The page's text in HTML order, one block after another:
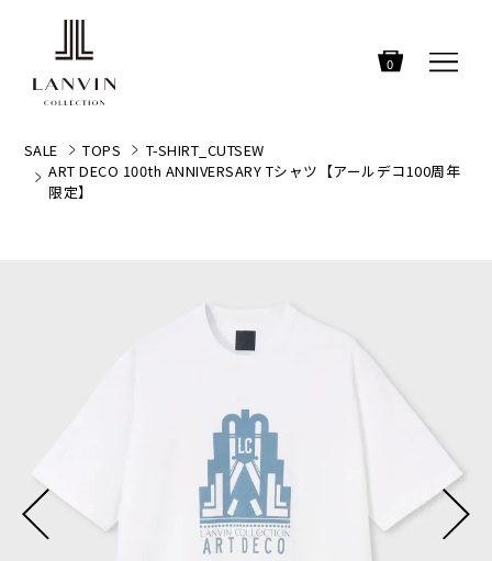
0
SALE TOPS
T-SHIRT_CUTSEW
ART DECO 100th ANNIVERSARY Tシャツ【アールデコ100周年
限定】